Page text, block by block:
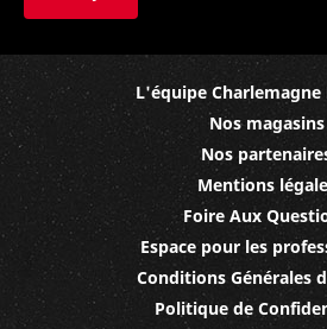
L'équipe Charlemagne
Nos magasins
Nos
Mentions
Foire Aux
Espace pour les
Conditions Générales
Politique de